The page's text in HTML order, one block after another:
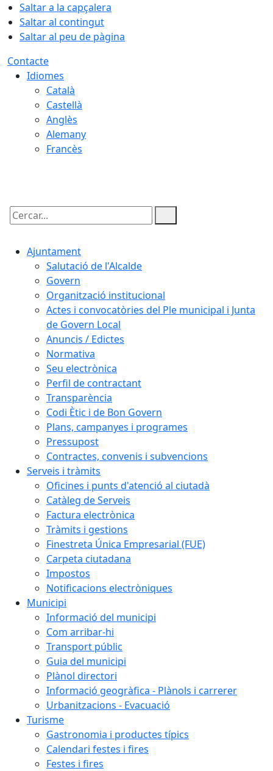
Saltar a la capçalera
Saltar al contingut
Saltar al peu de pàgina
Contacte
Idiomes
Català
Castellà
Anglès
Alemany
Francès
Cercar:
Ajuntament
Salutació de l'Alcalde
Govern
Organització institucional
Actes i convocatòries del Ple municipal i Junta
de Govern Local
Anuncis / Edictes
Normativa
Seu electrònica
Perfil de contractant
Transparència
Codi Ètic i de Bon Govern
Plans, campanyes i programes
Pressupost
Contractes, convenis i subvencions
Serveis i tràmits
Oficines i punts d'atenció al ciutadà
Catàleg de Serveis
Factura electrònica
Tràmits i gestions
Finestreta Única Empresarial (FUE)
Carpeta ciutadana
Impostos
Notificacions electròniques
Municipi
Informació del municipi
Com arribar-hi
Transport públic
Guia del municipi
Plànol directori
Informació geogràfica - Plànols i carrerer
Urbanitzacions - Evacuació
Turisme
Gastronomia i productes típics
Calendari festes i fires
Festes i fires